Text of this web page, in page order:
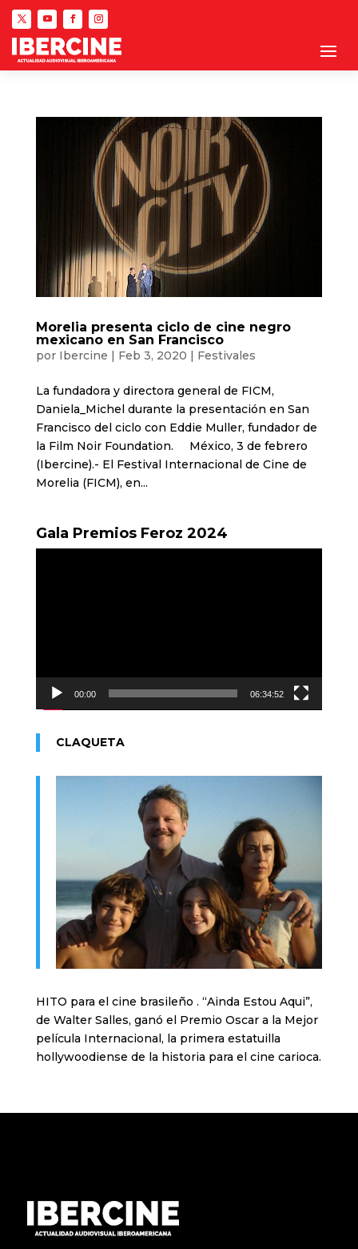
Morelia presenta ciclo de cine negro
mexicano en San Francisco
por Ibercine | Feb 3, 2020 | Festivales
La fundadora y directora general de FICM,
Daniela_Michel durante la presentación en San
Francisco del ciclo con Eddie Muller, fundador de
la Film Noir Foundation. México, 3 de febrero
(Ibercine).- El Festival Internacional de Cine de
Morelia (FICM), en...
Gala Premios Feroz 2024
00:00 06:34:52
CLAQUETA
HITO para el cine brasileño . “Ainda Estou Aqui”,
de Walter Salles, ganó el Premio Oscar a la Mejor
película Internacional, la primera estatuilla
hollywoodiense de la historia para el cine carioca.